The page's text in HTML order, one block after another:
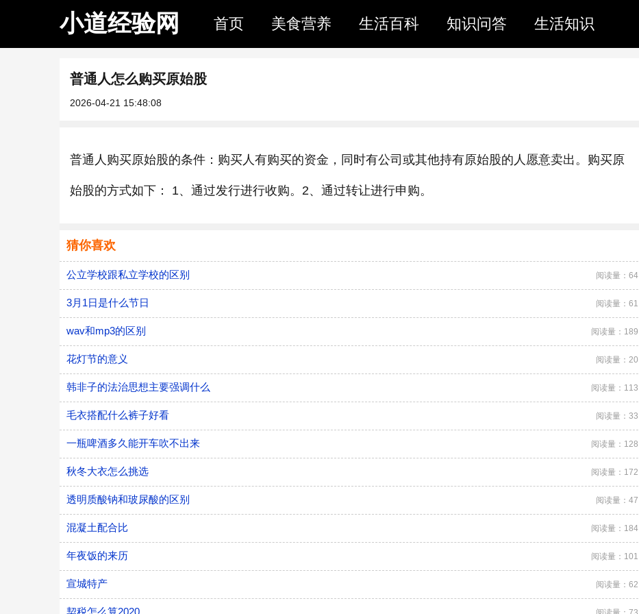
小道经验网 首页 美食营养 生活百科 知识问答 生活知识
普通人怎么购买原始股
2026-04-21 15:48:08
普通人购买原始股的条件：购买人有购买的资金，同时有公司或其他持有原始股的人愿意卖出。购买原
始股的方式如下： 1、通过发行进行收购。2、通过转让进行申购。
猜你喜欢
公立学校跟私立学校的区别 阅读量：64
3月1日是什么节日 阅读量：61
wav和mp3的区别 阅读量：189
花灯节的意义 阅读量：20
韩非子的法治思想主要强调什么 阅读量：113
毛衣搭配什么裤子好看 阅读量：33
一瓶啤酒多久能开车吹不出来 阅读量：128
秋冬大衣怎么挑选 阅读量：172
透明质酸钠和玻尿酸的区别 阅读量：47
混凝土配合比 阅读量：184
年夜饭的来历 阅读量：101
宣城特产 阅读量：62
契税怎么算2020